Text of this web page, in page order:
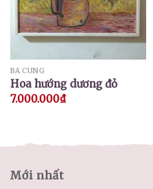
BÁ CUNG
Hoa hướng dương đỏ
7.000.000₫
Mới nhất